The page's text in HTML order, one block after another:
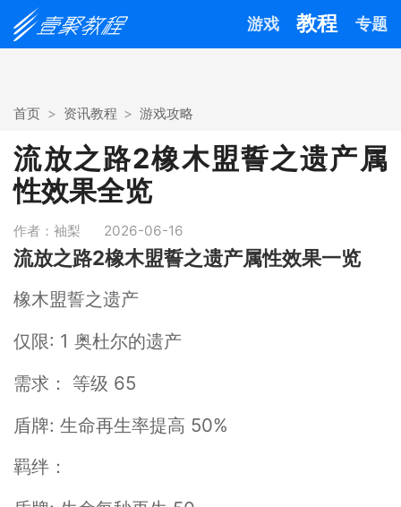
游戏 教程 专题
首页 资讯教程 游戏攻略
流放之路2橡木盟誓之遗产属
性效果全览
作者：袖梨 2026-06-16
流放之路2橡木盟誓之遗产属性效果一览
橡木盟誓之遗产
仅限: 1 奥杜尔的遗产
需求： 等级 65
盾牌: 生命再生率提高 50%
羁绊：